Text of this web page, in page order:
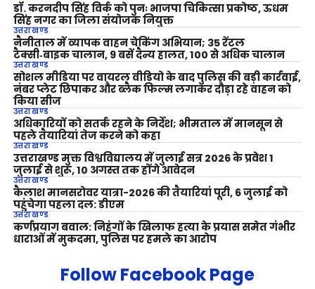
डॉ. करनदीप सिंह विर्क को पुनः भाजपा चिकित्सा प्रकोष्ठ, ऊधम
सिंह नगर का जिला संयोजक नियुक्त
उत्तराखण्ड
नैनीताल में व्यापक वाहन चेकिंग अभियान; 35 रेंटल
टैक्सी‑बाइक चालान, 9 बसें दैन्य हालत, 100 से अधिक चालान
उत्तराखण्ड
सोशल मीडिया पर वायरल वीडियो के बाद पुलिस की बड़ी कार्रवाई,
नंबर प्लेट छिपाकर और ब्लैक फिल्म लगाकर दौड़ा रहे वाहन को
किया सीज
उत्तराखण्ड
अधिकारियों को सतर्क रहने के निर्देश; भीमताल में मानसून से
पहले तैयारियां तेज करने को कहा
उत्तराखण्ड
उत्तराखण्ड मुक्त विश्वविद्यालय में जुलाई सत्र 2026 के प्रवेश 1
जुलाई से शुरू, 10 अगस्त तक होंगे आवेदन
उत्तराखण्ड
कैलाश मानसरोवर यात्रा-2026 की तैयारियां पूरी, 6 जुलाई को
पहुंचेगा पहला दल: डीएम
उत्तराखण्ड
कर्णप्रयाग बवाल: निहंगों के खिलाफ हत्या के प्रयास समेत गंभीर
धाराओं में मुकदमा, पुलिस पर हमले का आरोप
Follow Facebook Page